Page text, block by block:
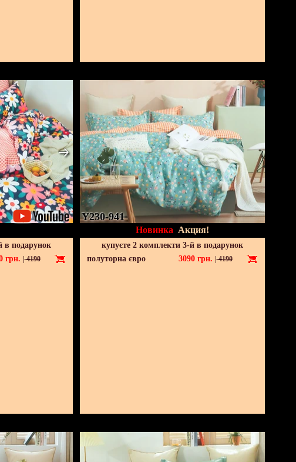
в подарунок
грн. |4190
Y230-941
Новинка Акция!
купуєте 2 комплекти 3-й в подарунок
полуторна євро
3090 грн. |4190